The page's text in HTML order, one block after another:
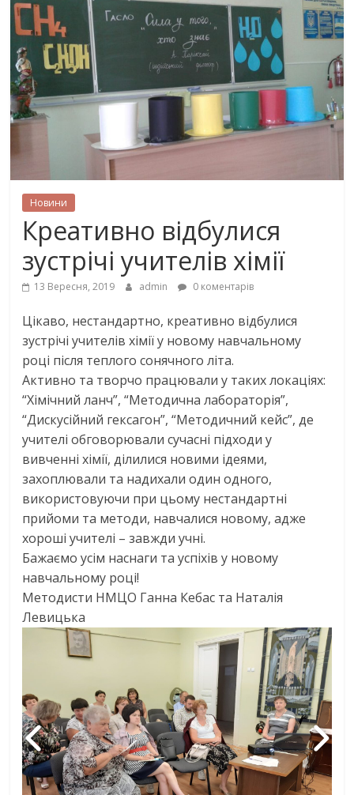
Новини
Креативно відбулися
зустрічі учителів хімії
13 Вересня, 2019 admin 0 коментарів
Цікаво, нестандартно, креативно відбулися
зустрічі учителів хімії у новому навчальному
році після теплого сонячного літа.
Активно та творчо працювали у таких локаціях:
“Хімічний ланч”, “Методична лабораторія”,
“Дискусійний гексагон”, “Методичний кейс”, де
учителі обговорювали сучасні підходи у
вивченні хімії, ділилися новими ідеями,
захоплювали та надихали один одного,
використовуючи при цьому нестандартні
прийоми та методи, навчалися новому, адже
хороші учителі – завжди учні.
Бажаємо усім наснаги та успіхів у новому
навчальному році!
Методисти НМЦО Ганна Кебас та Наталія
Левицька